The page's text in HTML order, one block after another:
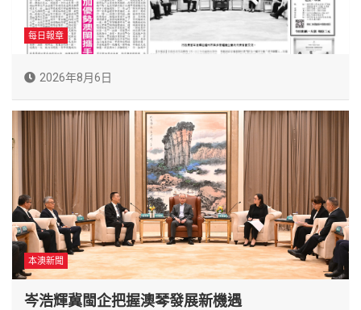
每日報章
2026年8月6日
本澳新聞
岑浩輝冀閩企把握澳琴發展新機遇